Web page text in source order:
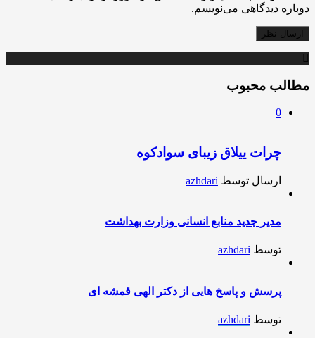
دوباره دیدگاهی می‌نویسم.
مطالب محبوب
0
چرات ییلاق زیبای سوادکوه
ارسال توسط azhdari
مدیر جدید منابع انسانی وزارت بهداشت
توسط azhdari
پرسش و پاسخ هایی از دکتر الهی قمشه ای
توسط azhdari